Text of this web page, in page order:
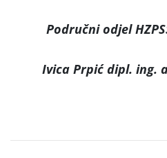
Područni odjel
Ivica Prpić dipl. ing.